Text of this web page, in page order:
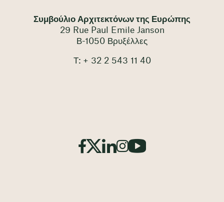
Συμβούλιο Αρχιτεκτόνων της Ευρώπης
29 Rue Paul Emile Janson
Β-1050 Βρυξέλλες
Τ: + 32 2 543 11 40